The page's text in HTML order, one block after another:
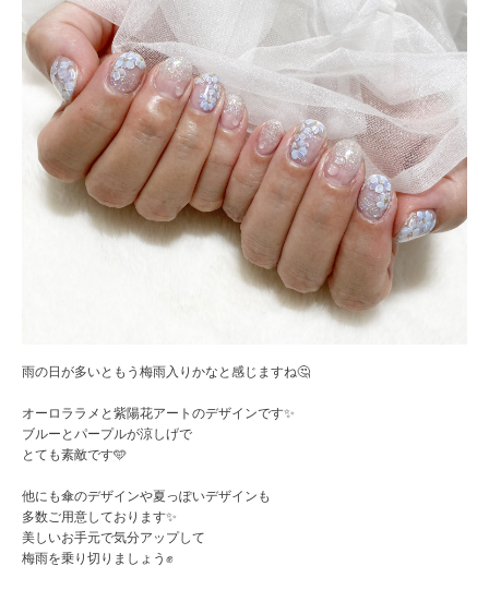
雨の日が多いともう梅雨入りかなと感じますね🤔
オーロララメと紫陽花アートのデザインです✨
ブルーとパープルが涼しげで
とても素敵です🩵
他にも傘のデザインや夏っぽいデザインも
多数ご用意しております✨
美しいお手元で気分アップして
梅雨を乗り切りましょう✊